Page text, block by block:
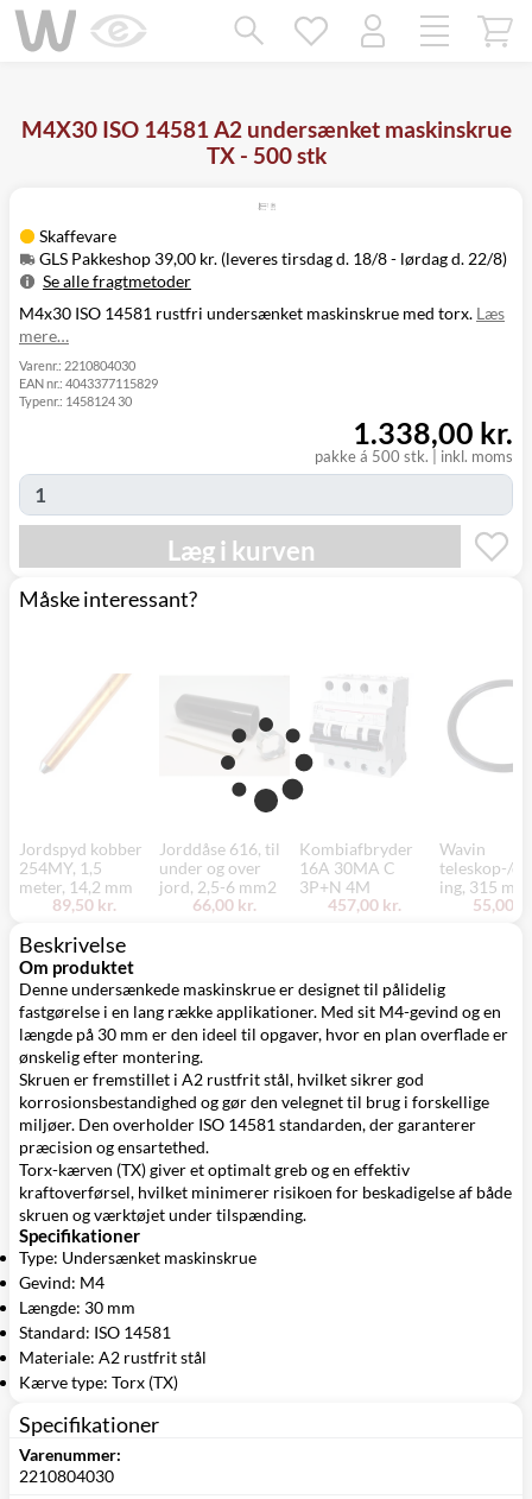
M4X30 ISO 14581 A2 undersænket maskinskrue
TX - 500 stk
Skaffevare
GLS Pakkeshop 39,00 kr. (leveres tirsdag d. 18/8 - lørdag d. 22/8)
Se alle fragtmetoder
Metode
Pris
Leveres
GLS
mandag d. 24/8
GLS Erhverv 49,00 kr.
Tirsdag d. 18/8
-
Click&Collect i
(9230)
0,00 kr.
- fredag d. 21/8
M4x30 ISO 14581 rustfri undersænket maskinskrue med torx. Læs
mere…
Varenr.: 2210804030
EAN nr.: 4043377115829
Typenr.: 1458124 30
pakke á 500 stk. inkl. moms
1.338,00 kr.
Læg i kurven
Måske interessant?
Jordspyd kobber
254MY, 1,5
meter, 14,2 mm
89,50 kr.
Jorddåse 616, til
under og over
jord, 2,5-6 mm2
66,00 kr.
Kombiafbryder
16A 30MA C
3P+N 4M
457,00 kr.
Wavin
teleskop-/
ing, 315 mm
55,00
Beskrivelse
Om produktet
Denne undersænkede maskinskrue er designet til pålidelig
fastgørelse i en lang række applikationer. Med sit M4-gevind og en
længde på 30 mm er den ideel til opgaver, hvor en plan overflade er
ønskelig efter montering.
Skruen er fremstillet i A2 rustfrit stål, hvilket sikrer god
korrosionsbestandighed og gør den velegnet til brug i forskellige
miljøer. Den overholder ISO 14581 standarden, der garanterer
præcision og ensartethed.
Torx-kærven (TX) giver et optimalt greb og en effektiv
kraftoverførsel, hvilket minimerer risikoen for beskadigelse af både
skruen og værktøjet under tilspænding.
Specifikationer
Type: Undersænket maskinskrue
Gevind: M4
Længde: 30 mm
Standard: ISO 14581
Materiale: A2 rustfrit stål
Kærve type: Torx (TX)
Specifikationer
Varenummer:
2210804030
Mangler chatten?
Ret samtykke!